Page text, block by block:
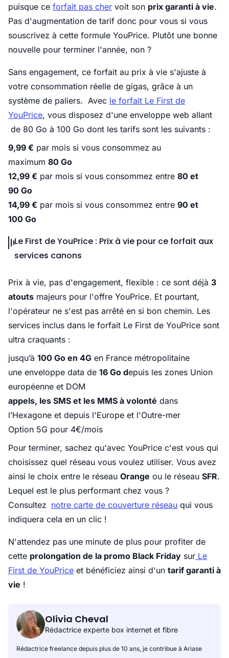
puisque ce forfait pas cher voit son prix garanti à vie.
Pas d'augmentation de tarif donc pour vous si vous
souscrivez à cette formule YouPrice. Plutôt une bonne
nouvelle pour terminer l'année, non ?
Sans engagement, ce forfait au prix à vie s'ajuste à
votre consommation réelle de gigas, grâce à un
système de paliers. Avec le forfait Le First de
YouPrice, vous disposez d'une enveloppe web allant
de 80 Go à 100 Go dont les tarifs sont les suivants :
9,99 € par mois si vous consommez au
maximum 80 Go
12,99 € par mois si vous consommez entre 80 et
90 Go
14,99 € par mois si vous consommez entre 90 et
100 Go
Le First de YouPrice : Prix à vie pour ce forfait aux
services canons
Prix à vie, pas d'engagement, flexible : ce sont déjà 3
atouts majeurs pour l'offre YouPrice. Et pourtant,
l'opérateur ne s'est pas arrêté en si bon chemin. Les
services inclus dans le forfait Le First de YouPrice sont
ultra craquants :
jusqu’à 100 Go en 4G en France métropolitaine
une enveloppe data de 16 Go depuis les zones Union
européenne et DOM
appels, les SMS et les MMS à volonté dans
l’Hexagone et depuis l'Europe et l'Outre-mer
Option 5G pour 4€/mois
Pour terminer, sachez qu'avec YouPrice c'est vous qui
choisissez quel réseau vous voulez utiliser. Vous avez
ainsi le choix entre le réseau Orange ou le réseau SFR.
Lequel est le plus performant chez vous ?
Consultez notre carte de couverture réseau qui vous
indiquera cela en un clic !
N'attendez pas une minute de plus pour profiter de
cette prolongation de la promo Black Friday sur Le
First de YouPrice et bénéficiez ainsi d'un tarif garanti à
vie !
Olivia Cheval
Rédactrice experte box internet et fibre
Rédactrice freelance depuis plus de 10 ans, je contribue à Ariase